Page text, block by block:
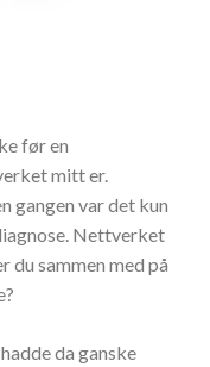
før en
mitt er.
gangen var det kun
Nettverket
du sammen med på
da ganske